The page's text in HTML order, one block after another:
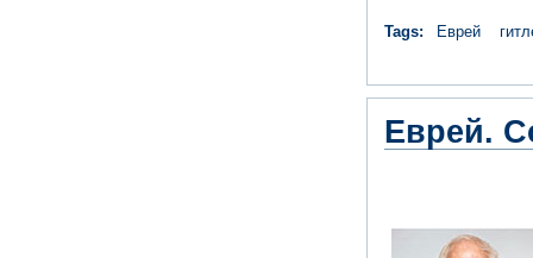
Tags: Еврей
Еврей.